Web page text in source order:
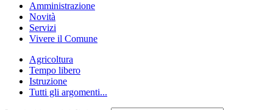
Amministrazione
Novità
Servizi
Vivere il Comune
Agricoltura
Tempo libero
Istruzione
Tutti gli argomenti...